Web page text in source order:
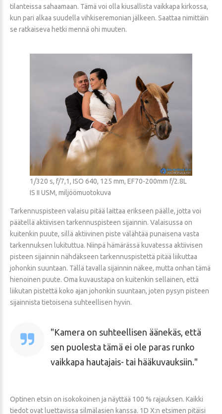
tilanteissa sahaamaan. Tämä voi olla kiusallista vaikkapa kirkossa,
kun pari alkaa suudella vihkiseremonian jälkeen. Saattaa nimittäin
se ratkaiseva hetki mennä ohi muuten.
1/320 s, f/7,1, ISO 640, 125 mm, EF70-200mm f/2.8L
IS II USM, miljöömuotokuva
Tarkennuspisteen valaisu pitää laittaa erikseen päälle, jotta voi
päätellä aktiivisen tarkennuspisteen sijainnin. Valaisussa on
kuitenkin puute, sillä aktiivinen piste välähtää punaisena vasta
tarkennuksen lukituttua. Niinpä hämärässä kuvatessa aktiivisen
pisteen sijainnin nähdäkseen tarkennuspistettä pitää liikuttaa
johonkin suuntaan. Tällä tavalla sijainnin näkee, mutta onhan tämä
hienoinen puute. Oma kuvaustapa on kuitenkin sellainen, että
liikutan pistettä koko ajan johonkin suuntaan, joten pysyn pisteen
sijainnista tietoisena suhteellisen hyvin.
Kamera on suhteellisen äänekäs, että
sen puolesta tämä ei ole paras runko
vaikkapa hautajais- tai hääkuvauksiin.
Optinen etsin on isokokoinen ja näyttää 100 % rajauksen. Kaikki
tiedot ovat luettavissa silmälasien kanssa. 1D X:n etsimen pitäisi